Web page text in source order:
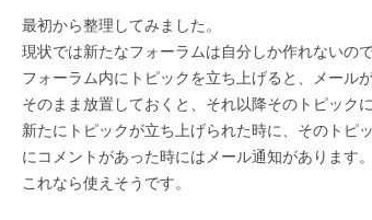
最初から整理してみました。
現状では新たなフォーラムは自分しか作れないの
フォーラム内にトピックを立ち上げると、メールが
そのまま放置しておくと、それ以降そのトピック
新たにトピックが立ち上げられた時に、そのトピ
にコメントがあった時にはメール通知があります。
これなら使えそうです。